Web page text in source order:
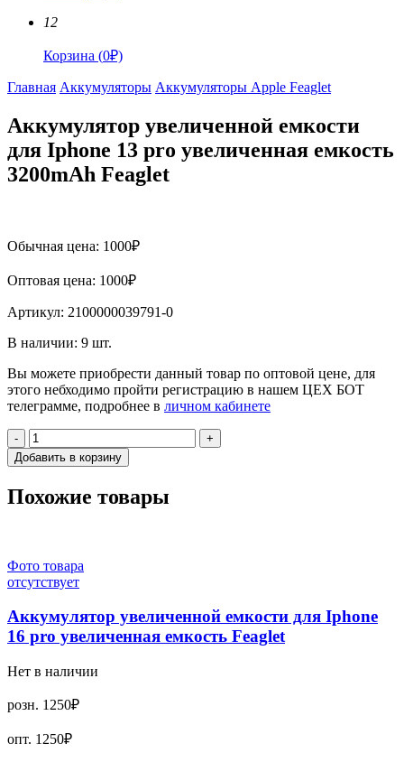
12
Корзина (0₽)
Главная Аккумуляторы Аккумуляторы Apple Feaglet
Аккумулятор увеличенной емкости
для Iphone 13 pro увеличенная емкость
3200mAh Feaglet
Обычная цена: 1000₽
Оптовая цена: 1000₽
Артикул: 2100000039791-0
В наличии: 9 шт.
Вы можете приобрести данный товар по оптовой цене, для
этого небходимо пройти регистрацию в нашем ЦЕХ БОТ
телеграмме, подробнее в личном кабинете
-
+
Добавить в корзину
Похожие товары
Фото товара
отсутствует
Аккумулятор увеличенной емкости для Iphone
16 pro увеличенная емкость Feaglet
Нет в наличии
розн. 1250₽
опт. 1250₽